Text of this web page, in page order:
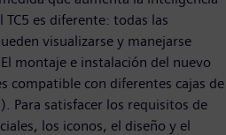
es diferente: todas las
visualizarse y manejarse
montaje e instalación del nuevo
compatible con diferentes cajas de
Para satisfacer los requisitos de
los iconos, el diseño y el